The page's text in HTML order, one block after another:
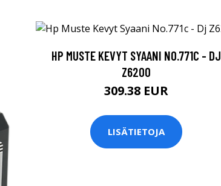
HP MUSTE KEVYT SYAANI NO.771C - DJ
Z6200
309.38 EUR
LISÄTIETOJA